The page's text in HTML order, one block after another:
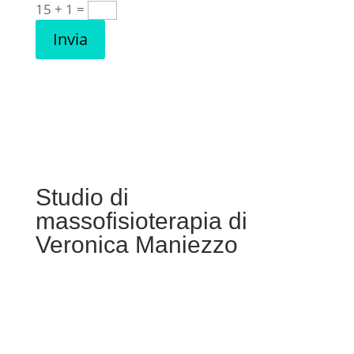
15 + 1 =
Invia
Studio di
massofisioterapia di
Veronica Maniezzo